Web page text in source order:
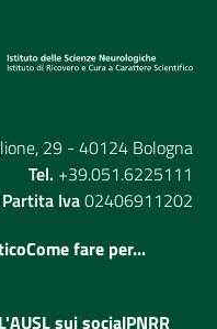
29 - 40124 Bologna
Tel. +39.051.6225111
Iva02406911202
Come fare per...
L'AUSL sui socialPNRR